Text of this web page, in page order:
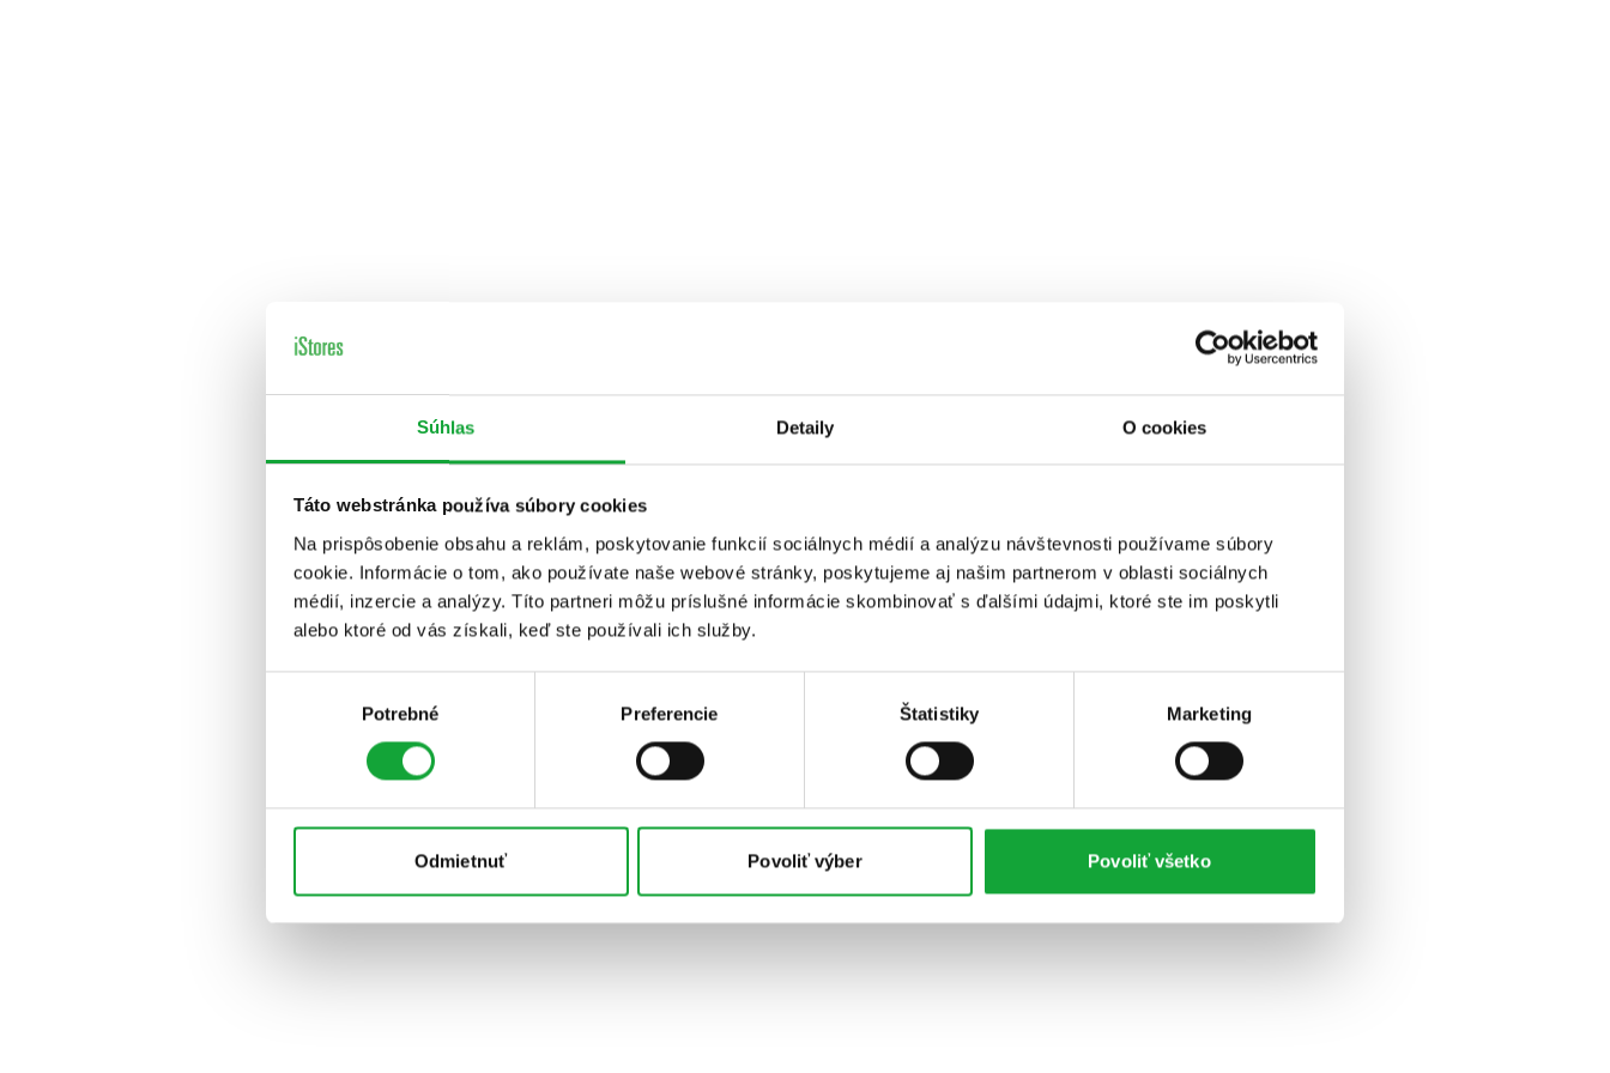
Súhlas Detaily O cookies
Táto webstránka používa súbory cookies
Na prispôsobenie obsahu a reklám, poskytovanie funkcií sociálnych médií a analýzu návštevnosti používame súbory
cookie. Informácie o tom, ako používate naše webové stránky, poskytujeme aj našim partnerom v oblasti sociálnych
médií, inzercie a analýzy. Títo partneri môžu príslušné informácie skombinovať s ďalšími údajmi, ktoré ste im poskytli
alebo ktoré od vás získali, keď ste používali ich služby.
Potrebné Preferencie Štatistiky Marketing
Odmietnuť Povoliť výber Povoliť všetko